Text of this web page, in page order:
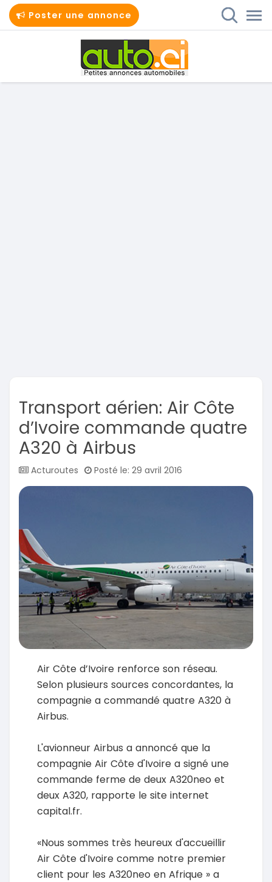
Poster une annonce
Transport aérien: Air Côte
d’Ivoire commande quatre
A320 à Airbus
Acturoutes Posté le: 29 avril 2016
Air Côte d’Ivoire renforce son réseau.
Selon plusieurs sources concordantes, la
compagnie a commandé quatre A320 à
Airbus.
L'avionneur Airbus a annoncé que la
compagnie Air Côte d'Ivoire a signé une
commande ferme de deux A320neo et
deux A320, rapporte le site internet
capital.fr.
«Nous sommes très heureux d'accueillir
Air Côte d'Ivoire comme notre premier
client pour les A320neo en Afrique » a